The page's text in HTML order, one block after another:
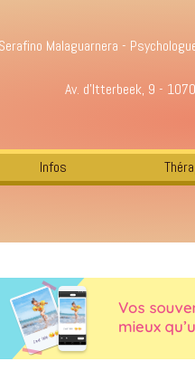
Serafino Malaguarnera -
Av. d'Itterbeek, 9 -
Infos